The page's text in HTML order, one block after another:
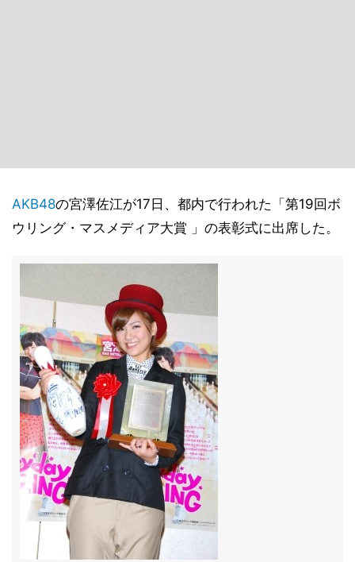
AKB48の宮澤佐江が17日、都内で行われた「第19回ボ
ウリング・マスメディア大賞 」の表彰式に出席した。